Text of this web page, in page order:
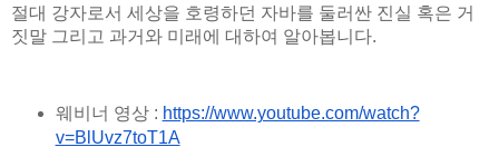
절대 강자로서 세상을 호령하던 자바를 둘러싼 진실 혹은 거
짓말 그리고 과거와 미래에 대하여 알아봅니다.
웨비너 영상 : https://www.youtube.com/watch?
v=BlUvz7toT1A